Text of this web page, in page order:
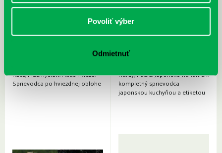
Povoliť výber
Odmietnuť
Rudź, Przemyslaw: Atlas hviezd:
Sprievodca po hviezdnej oblohe
Hardy, Paula: Japonsko na tanieri:
kompletný sprievodca
japonskou kuchyňou a etiketou